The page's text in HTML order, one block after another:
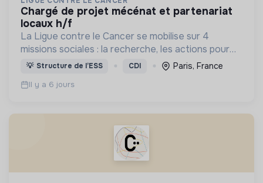
chargé de projet mécénat et partenariat
locaux h/f
La Ligue contre le Cancer se mobilise sur 4
missions sociales : la recherche, les actions pour
les personnes malades, la prévention & promotion
💡 Structure de l’ESS CDI Paris, France
Il y a 6 jours